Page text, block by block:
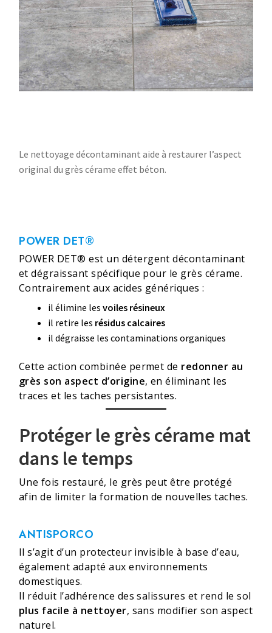
Le nettoyage décontaminant aide à restaurer l’aspect
original du grès cérame effet béton.
POWER DET®
POWER DET® est un détergent décontaminant
et dégraissant spécifique pour le grès cérame.
Contrairement aux acides génériques :
il élimine les voiles résineux
il retire les résidus calcaires
il dégraisse les contaminations organiques
Cette action combinée permet de redonner au
grès son aspect d’origine, en éliminant les
traces et les taches persistantes.
Protéger le grès cérame mat
dans le temps
Une fois restauré, le grès peut être protégé
afin de limiter la formation de nouvelles taches.
ANTISPORCO
Il s’agit d’un protecteur invisible à base d’eau,
également adapté aux environnements
domestiques.
Il réduit l’adhérence des salissures et rend le sol
plus facile à nettoyer, sans modifier son aspect
naturel.